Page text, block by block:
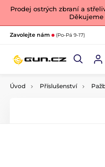
Prodej ostrých zbraní a
Děkujeme
Zavolejte nám (Po-Pá 9-17)
Úvod Příslušenství